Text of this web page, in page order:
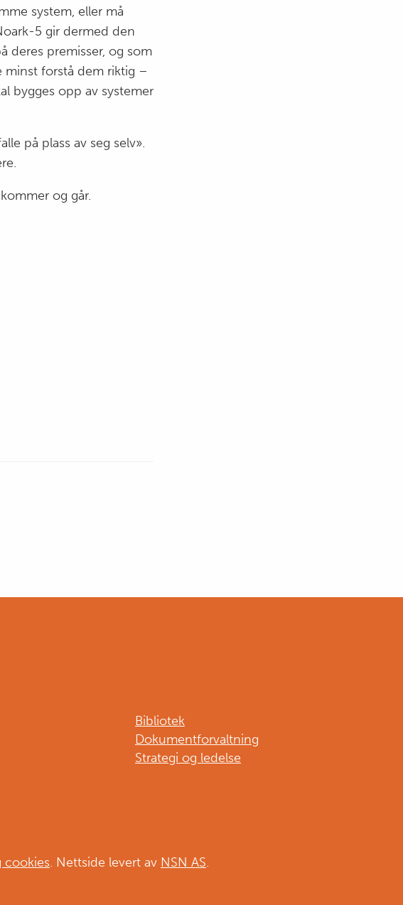
system, eller må
5 gir dermed den
deres premisser, og som
minst forstå dem riktig –
bygges opp av systemer
på plass av seg selv».
og går.
Bibliotek
Dokumentforvaltning
Strategi og ledelse
cookies. Nettside levert av NSN AS.